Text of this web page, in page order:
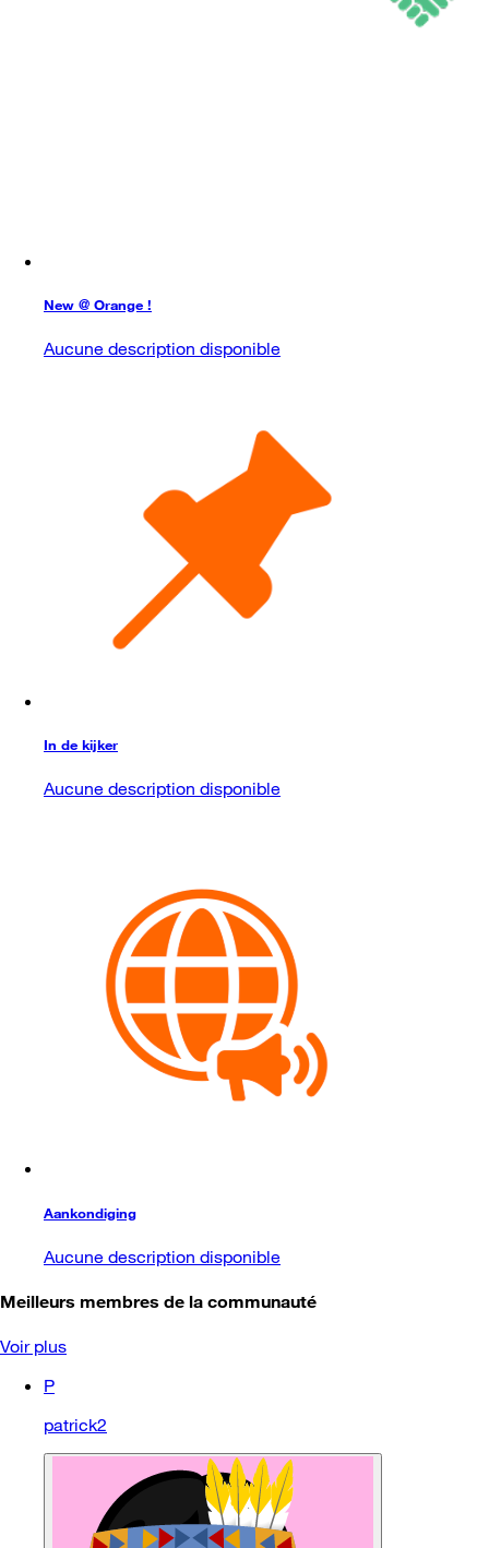
New @ Orange !
Aucune description disponible
In de kijker
Aucune description disponible
Aankondiging
Aucune description disponible
Meilleurs membres de la communauté
Voir plus
P
patrick2